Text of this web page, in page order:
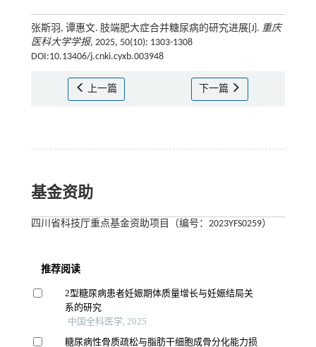
张斯羽, 谭惠文. 肢端肥大症合并糖尿病的研究进展[J]. 重庆
医科大学学报, 2025, 50(10): 1303-1308
DOI:10.13406/j.cnki.cyxb.003948
上一篇 下一篇
基金资助
四川省科技厅重点基金资助项目（编号：2023YFS0259）